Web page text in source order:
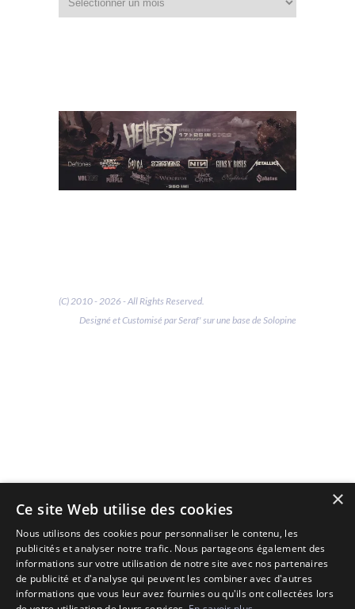
dans
les
(C) 2010 - 2026 - All Rights Reserved.
Designé et Customisé par Seraf' sur une base de Solopine
×
Ce site Web utilise des cookies
Nous utilisons des cookies pour personnaliser le contenu, les
publicités et analyser notre trafic. Nous partageons également des
informations sur votre utilisation de notre site avec nos partenaires
de publicité et d'analyse qui peuvent les combiner avec d'autres
informations que vous leur avez fournies ou qu'ils ont collectées lors